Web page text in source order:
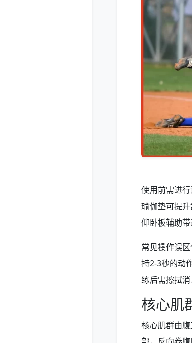
使用前需进
瑜伽垫可提
仰卧板辅助
常见操作误
持2-3秒的动
练后需擦拭
核心肌
核心肌群由